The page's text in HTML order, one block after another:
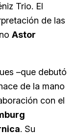
Trio. El
de las
Astor
–que debutó
de la mano
con el
. Su